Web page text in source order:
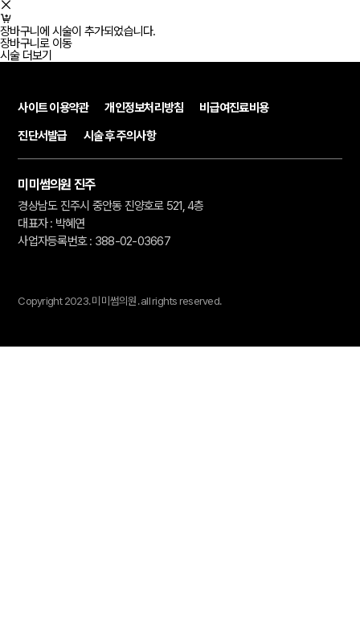
장바구니에 시술이 추가되었습니다.
장바구니로 이동
시술 더보기
사이트 이용약관 개인정보처리방침
비급여진료비용
진단서발급
시술 후 주의사항
미미썸의원 진주
경상남도 진주시 중안동 진양호로 521, 4층
대표자 : 박혜연
사업자등록번호 : 388-02-03667
Copyright 2023.미미썸의원.all rights reserved.